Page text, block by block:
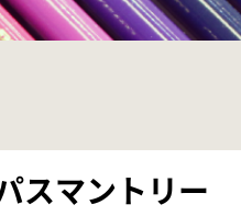
スマントリー